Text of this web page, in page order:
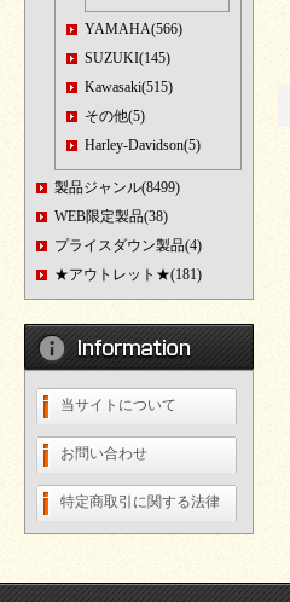
YAMAHA(566)
SUZUKI(145)
Kawasaki(515)
その他(5)
Harley-Davidson(5)
製品ジャンル(8499)
WEB限定製品(38)
プライスダウン製品(4)
★アウトレット★(181)
当サイトについて
お問い合わせ
特定商取引に関する法律